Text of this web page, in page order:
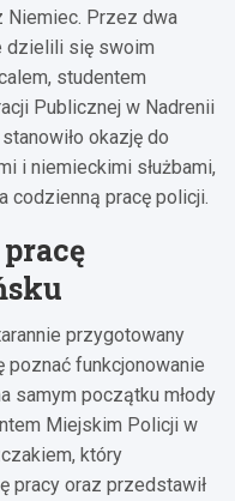
Niemiec. Przez dwa
dzielili się swoim
studentem
Publicznej w Nadrenii
okazję do
i niemieckimi służbami,
codzienną pracę policji.
przygotowany
poznać funkcjonowanie
samym początku młody
Miejskim Policji w
który
pracy oraz przedstawił